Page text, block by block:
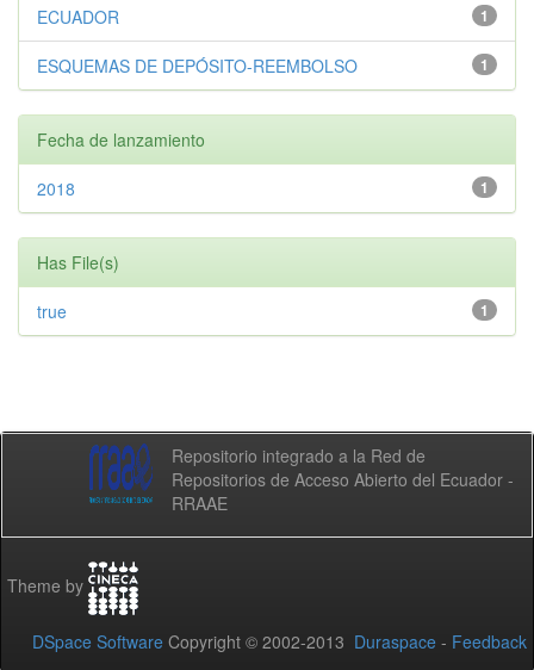
1
ECUADOR
1
ESQUEMAS DE DEPÓSITO-REEMBOLSO
Fecha de lanzamiento
1
2018
Has File(s)
1
true
Repositorio integrado a la Red de
Repositorios de Acceso Abierto del Ecuador -
RRAAE
Theme by
DSpace Software Copyright © 2002-2013 Duraspace - Feedback